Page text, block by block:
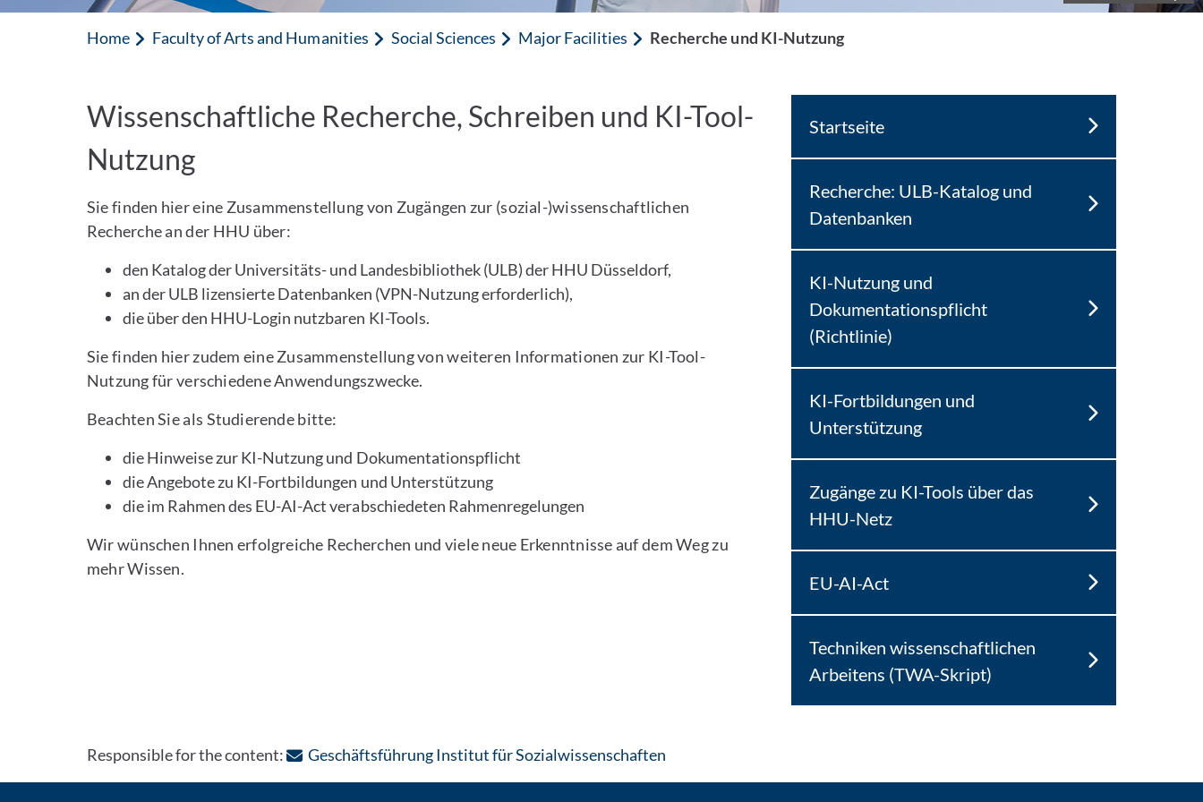
Home Faculty of Arts and Humanities Social Sciences Major Facilities Recherche und KI-Nutzung
Wissenschaftliche Recherche, Schreiben und KI-Tool-
Nutzung
Sie finden hier eine Zusammenstellung von Zugängen zur (sozial-)wissenschaftlichen
Recherche an der HHU über:
den Katalog der Universitäts- und Landesbibliothek (ULB) der HHU Düsseldorf,
an der ULB lizensierte Datenbanken (VPN-Nutzung erforderlich),
die über den HHU-Login nutzbaren KI-Tools.
Sie finden hier zudem eine Zusammenstellung von weiteren Informationen zur KI-Tool-
Nutzung für verschiedene Anwendungszwecke.
Beachten Sie als Studierende bitte:
die Hinweise zur KI-Nutzung und Dokumentationspflicht
die Angebote zu KI-Fortbildungen und Unterstützung
die im Rahmen des EU-AI-Act verabschiedeten Rahmenregelungen
Wir wünschen Ihnen erfolgreiche Recherchen und viele neue Erkenntnisse auf dem Weg zu
mehr Wissen.
Startseite
Recherche: ULB-Katalog und
Datenbanken
KI-Nutzung und
Dokumentationspflicht
(Richtlinie)
KI-Fortbildungen und
Unterstützung
Zugänge zu KI-Tools über das
HHU-Netz
EU-AI-Act
Techniken wissenschaftlichen
Arbeitens (TWA-Skript)
Responsible for the content: Geschäftsführung Institut für Sozialwissenschaften